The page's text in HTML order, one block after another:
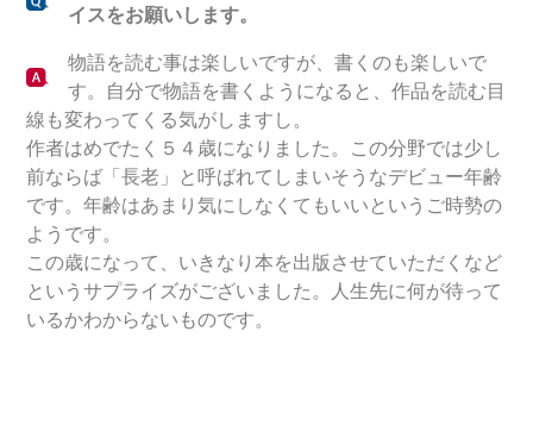
イスをお願いします。
物語を読む事は楽しいですが、書くのも楽しいで
す。自分で物語を書くようになると、作品を読む目
線も変わってくる気がしますし。
作者はめでたく５４歳になりました。この分野では少し
前ならば「長老」と呼ばれてしまいそうなデビュー年齢
です。年齢はあまり気にしなくてもいいというご時勢の
ようです。
この歳になって、いきなり本を出版させていただくなど
というサプライズがございました。人生先に何が待って
いるかわからないものです。